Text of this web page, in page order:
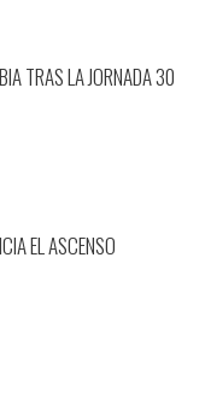
TRAS LA JORNADA 30
EL ASCENSO